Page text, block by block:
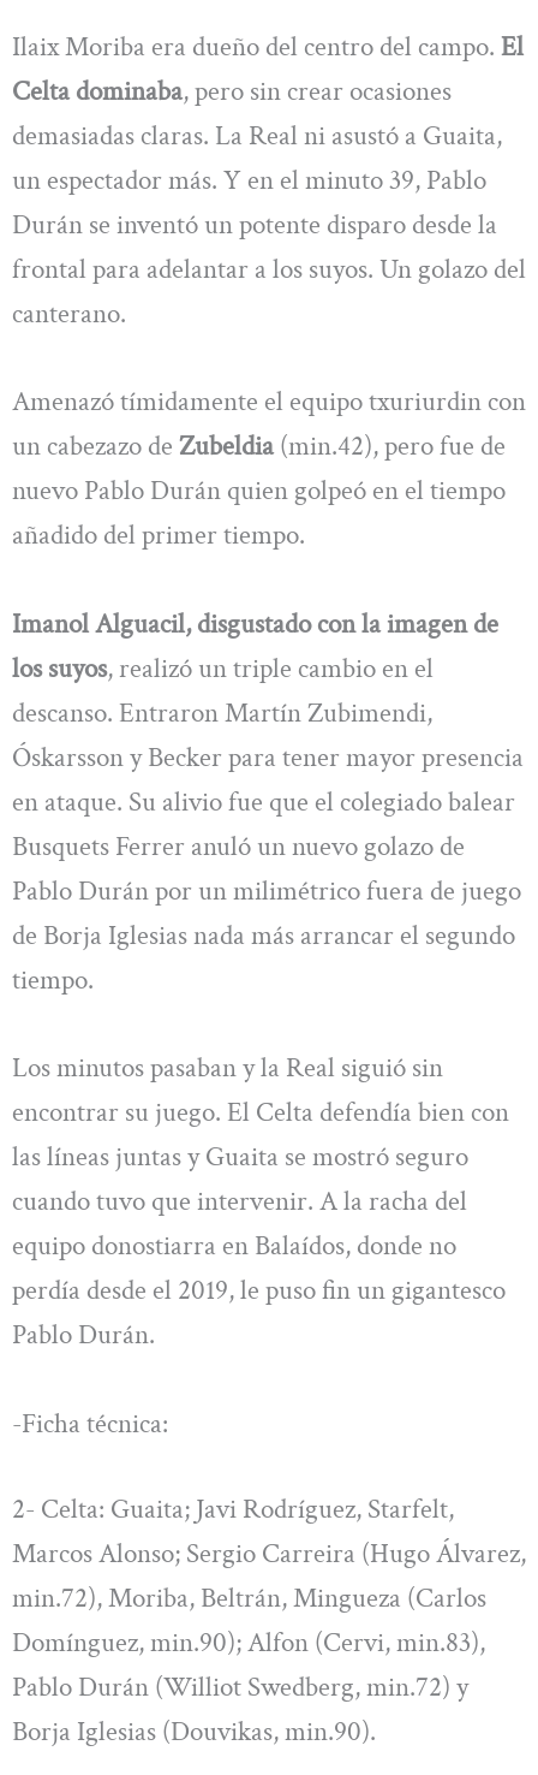
Ilaix Moriba era dueño del centro del campo. El
Celta dominaba, pero sin crear ocasiones
demasiadas claras. La Real ni asustó a Guaita,
un espectador más. Y en el minuto 39, Pablo
Durán se inventó un potente disparo desde la
frontal para adelantar a los suyos. Un golazo del
canterano.
Amenazó tímidamente el equipo txuriurdin con
un cabezazo de Zubeldia(min.42), pero fue de
nuevo Pablo Durán quien golpeó en el tiempo
añadido del primer tiempo.
Imanol Alguacil, disgustado con la imagen de
los suyos, realizó un triple cambio en el
descanso. Entraron Martín Zubimendi,
Óskarsson y Becker para tener mayor presencia
en ataque. Su alivio fue que el colegiado balear
Busquets Ferrer anuló un nuevo golazo de
Pablo Durán por un milimétrico fuera de juego
de Borja Iglesias nada más arrancar el segundo
tiempo.
Los minutos pasaban y la Real siguió sin
encontrar su juego. El Celta defendía bien con
las líneas juntas y Guaita se mostró seguro
cuando tuvo que intervenir. A la racha del
equipo donostiarra en Balaídos, donde no
perdía desde el 2019, le puso fin un gigantesco
Pablo Durán.
-Ficha técnica:
2- Celta: Guaita; Javi Rodríguez, Starfelt,
Marcos Alonso; Sergio Carreira (Hugo Álvarez,
min.72), Moriba, Beltrán, Mingueza (Carlos
Domínguez, min.90); Alfon (Cervi, min.83),
Pablo Durán (Williot Swedberg, min.72) y
Borja Iglesias (Douvikas, min.90).